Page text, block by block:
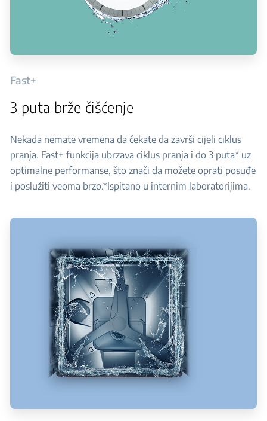
Fast+
3 puta brže čišćenje
Nekada nemate vremena da čekate da završi cijeli ciklus
pranja. Fast+ funkcija ubrzava ciklus pranja i do 3 puta* uz
optimalne performanse, što znači da možete oprati posuđe
i poslužiti veoma brzo.*Ispitano u internim laboratorijima.